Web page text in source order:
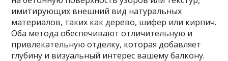
имитирующих внешний вид натуральных
материалов, таких как дерево, шифер или кирпич.
Оба метода обеспечивают отличительную и
привлекательную отделку, которая добавляет
глубину и визуальный интерес вашему балкону.